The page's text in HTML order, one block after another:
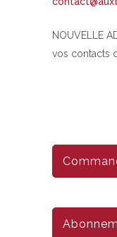
NOUVELLE
vos contacts